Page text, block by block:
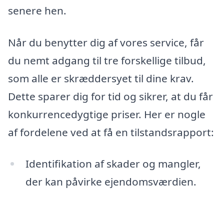
senere hen.
Når du benytter dig af vores service, får
du nemt adgang til tre forskellige tilbud,
som alle er skræddersyet til dine krav.
Dette sparer dig for tid og sikrer, at du får
konkurrencedygtige priser. Her er nogle
af fordelene ved at få en tilstandsrapport:
Identifikation af skader og mangler,
der kan påvirke ejendomsværdien.